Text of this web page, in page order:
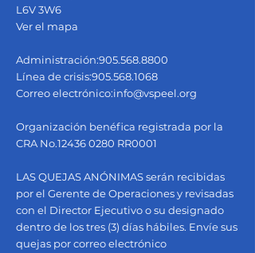
L6V 3W6
Ver el mapa
Administración:905.568.8800
Línea de crisis:905.568.1068
Correo electrónico:info@vspeel.org
Organización benéfica registrada por la
CRA No.12436 0280 RR0001
LAS QUEJAS ANÓNIMAS serán recibidas
por el Gerente de Operaciones y revisadas
con el Director Ejecutivo o su designado
dentro de los tres (3) días hábiles. Envíe sus
quejas por correo electrónico